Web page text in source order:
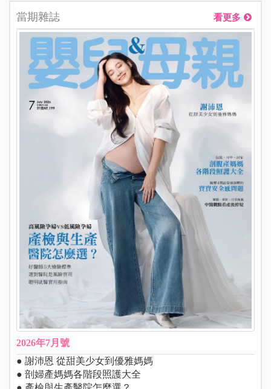
當期雜誌 看更多
2026年7月號
● 謝沛恩 從甜美少女到優雅媽媽
● 剖婦產媽媽各階段照護大全